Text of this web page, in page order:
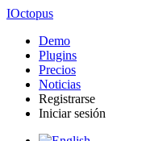
IOctopus
Demo
Plugins
Precios
Noticias
Registrarse
Iniciar sesión